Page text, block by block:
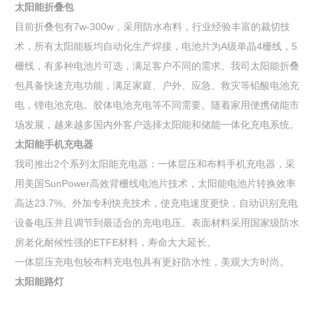
太阳能折叠包
目前折叠包有7w-300w，采用防水布料，行业经验丰富的裁切技
术，所有太阳能板均自动化生产焊接，电池片为A级单晶4栅线，5
栅线，有多种电池片可选，满足客户不同的需求。我司太阳能折叠
包具备快速充电功能，满足家庭、户外、应急、救灾等铅酸电池充
电，锂电池充电。胶体电池充电等不同需要。随着家用便携储能市
场发展，越来越多国内外客户选择太阳能和储能一体化充电系统。
太阳能手机充电器
我司推出2个系列太阳能充电器：一体层压和布料手机充电器，采
用美国SunPower高效背栅线电池片技术，太阳能电池片转换效率
高达23.7%。外加专利快充技术，使充电速度更快，自动识别充电
设备电压并且调节到最适合的充电电压。表面材料采用国家级防水
房老化耐候性强的ETFE材料，寿命大大延长。
一体层压充电包较布料充电包具有更好防水性，美观大方时尚。
太阳能路灯